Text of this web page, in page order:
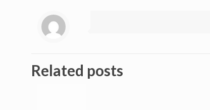
Related posts